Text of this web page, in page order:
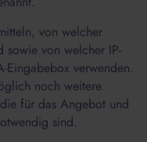
von welcher
sowie von welcher IP-
Eingabebox verwenden.
noch weitere
für das Angebot und
sind.